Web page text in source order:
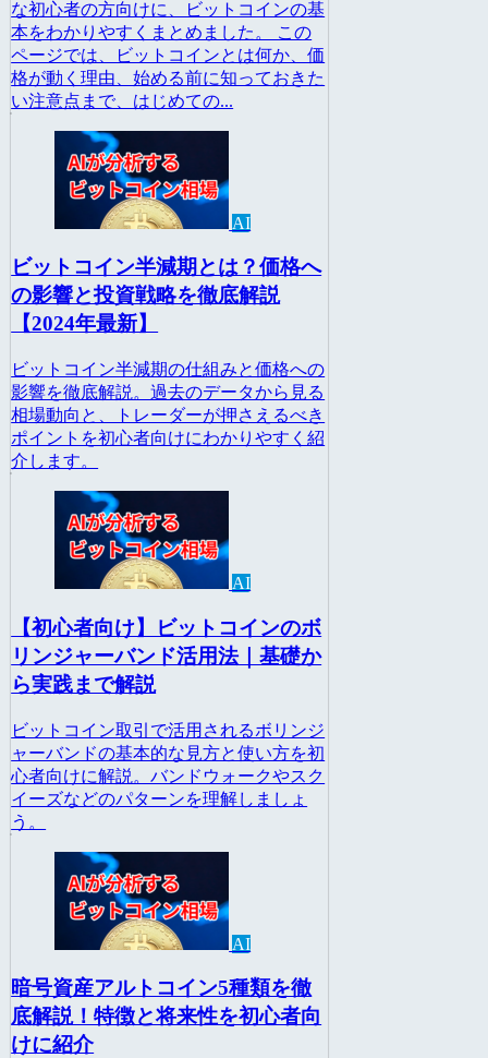
な初心者の方向けに、ビットコインの基
本をわかりやすくまとめました。 この
ページでは、ビットコインとは何か、価
格が動く理由、始める前に知っておきた
い注意点まで、はじめての...
AI
ビットコイン半減期とは？価格へ
の影響と投資戦略を徹底解説
【2024年最新】
ビットコイン半減期の仕組みと価格への
影響を徹底解説。過去のデータから見る
相場動向と、トレーダーが押さえるべき
ポイントを初心者向けにわかりやすく紹
介します。
AI
【初心者向け】ビットコインのボ
リンジャーバンド活用法｜基礎か
ら実践まで解説
ビットコイン取引で活用されるボリンジ
ャーバンドの基本的な見方と使い方を初
心者向けに解説。バンドウォークやスク
イーズなどのパターンを理解しましょ
う。
AI
暗号資産アルトコイン5種類を徹
底解説！特徴と将来性を初心者向
けに紹介